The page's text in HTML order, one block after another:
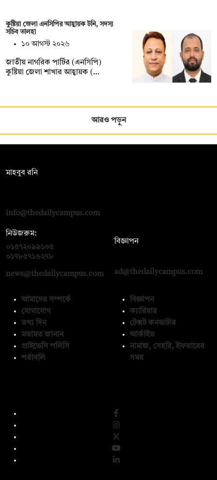
কুষ্টিয়া জেলা এনসিপির আহ্বায়ক টনি, সদস্য
সচিব তালহা
১০ আগস্ট ২০২৬
জাতীয় নাগরিক পার্টির (এনসিপি)
কুষ্টিয়া জেলা শাখার আহ্বায়ক (…
আরও পড়ুন
মাহবুব রনি
info@thedailycampus.com
নিউজরুম:
০১৫৭২০৯৯১০৫
০১৭৮৫৭১৬২৭৮
news@thedailycampus.com
বিজ্ঞাপন
ad@thedailycampus.com
আমাদের সম্পর্কে
যোগাযোগ
তথ্য দিন
মতামত জানান
প্রাইভেসি পলিসি
শর্তাবলি
বিজ্ঞাপন
ক্যারিয়ার
টেক্সট কনভার্টার
আর্কাইভ
নামাজ, সেহরি, ইফতারের
সময়